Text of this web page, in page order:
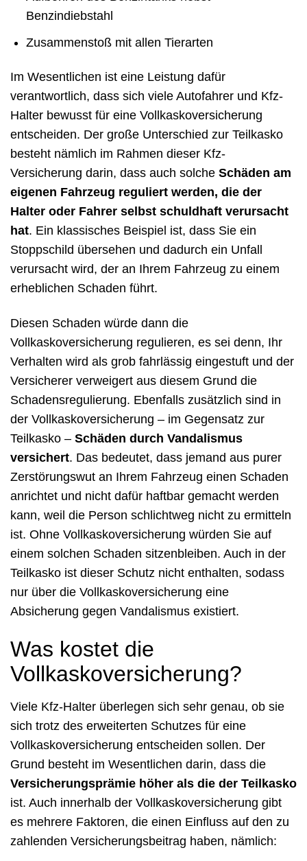
Benzindiebstahl
Zusammenstoß mit allen Tierarten
Im Wesentlichen ist eine Leistung dafür
verantwortlich, dass sich viele Autofahrer und Kfz-
Halter bewusst für eine Vollkaskoversicherung
entscheiden. Der große Unterschied zur Teilkasko
besteht nämlich im Rahmen dieser Kfz-
Versicherung darin, dass auch solche Schäden am
eigenen Fahrzeug reguliert werden, die der
Halter oder Fahrer selbst schuldhaft verursacht
hat. Ein klassisches Beispiel ist, dass Sie ein
Stoppschild übersehen und dadurch ein Unfall
verursacht wird, der an Ihrem Fahrzeug zu einem
erheblichen Schaden führt.
Diesen Schaden würde dann die
Vollkaskoversicherung regulieren, es sei denn, Ihr
Verhalten wird als grob fahrlässig eingestuft und der
Versicherer verweigert aus diesem Grund die
Schadensregulierung. Ebenfalls zusätzlich sind in
der Vollkaskoversicherung – im Gegensatz zur
Teilkasko – Schäden durch Vandalismus
versichert. Das bedeutet, dass jemand aus purer
Zerstörungswut an Ihrem Fahrzeug einen Schaden
anrichtet und nicht dafür haftbar gemacht werden
kann, weil die Person schlichtweg nicht zu ermitteln
ist. Ohne Vollkaskoversicherung würden Sie auf
einem solchen Schaden sitzenbleiben. Auch in der
Teilkasko ist dieser Schutz nicht enthalten, sodass
nur über die Vollkaskoversicherung eine
Absicherung gegen Vandalismus existiert.
Was kostet die
Vollkaskoversicherung?
Viele Kfz-Halter überlegen sich sehr genau, ob sie
sich trotz des erweiterten Schutzes für eine
Vollkaskoversicherung entscheiden sollen. Der
Grund besteht im Wesentlichen darin, dass die
Versicherungsprämie höher als die der Teilkasko
ist. Auch innerhalb der Vollkaskoversicherung gibt
es mehrere Faktoren, die einen Einfluss auf den zu
zahlenden Versicherungsbeitrag haben, nämlich: